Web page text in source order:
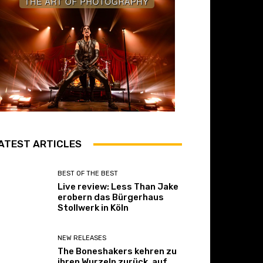
ARTICLES
BEST OF THE BEST
Live review: Less Than Jake
erobern das Bürgerhaus
Stollwerk in Köln
NEW RELEASES
The Boneshakers kehren zu